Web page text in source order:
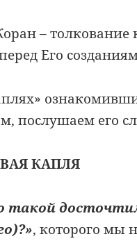
– толкование
Его
послушаем его
КАПЛЯ
такой
, которого мы